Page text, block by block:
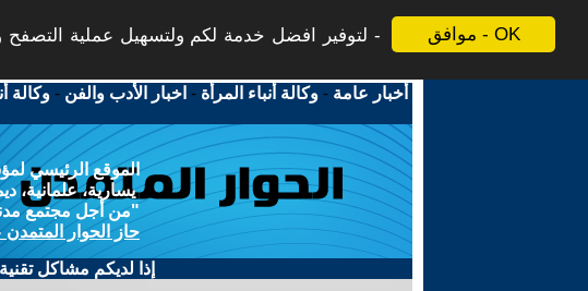
موافق - OK
لتوفير افضل خدمة لكم ولتسهيل عملية التصفح
أخبار عامة -وكالة أنباء المرأة - اخبار الأدب والفن -وكالة
الموقع الرئيسي
يسارية، علمانية،
"من أجل مجتمع
حاز الحوار
إذا لديكم مشاكل